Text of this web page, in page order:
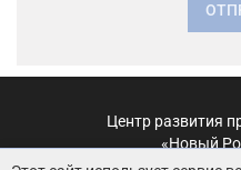
Центр развития
«Новый